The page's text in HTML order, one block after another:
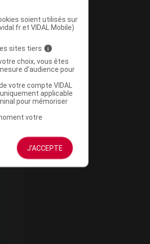
soient utilisés sur
et VIDAL Mobile)
sites tiers i
choix, vous êtes
d'audience pour
votre compte VIDAL
applicable
pour mémoriser
votre
J'ACCEPTE